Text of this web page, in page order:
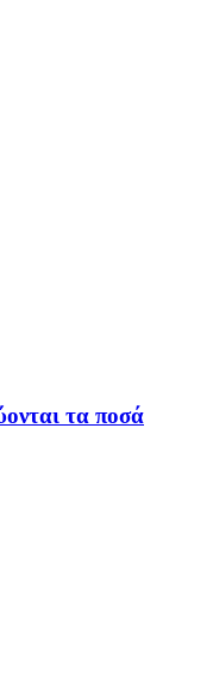
τα ποσά